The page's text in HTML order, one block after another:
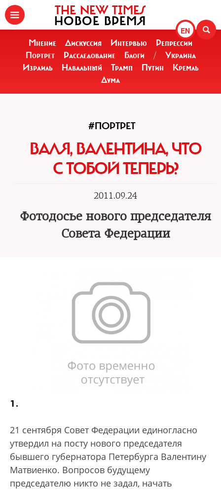
EN
THE NEW TIMES
НОВОЕ ВРЕМЯ
Мнение Дискуссия Интервью
Репрессии
Портрет
Расследование Блоги /
Украина
Израиль
Навальный Трамп Путин
Кремль
Дума
#ПОРТРЕТ
ВАЛЯ, ВАЛЕНТИНА, ЧТО
С ТОБОЙ ТЕПЕРЬ?
2011.09.24
Фотодосье нового председателя
Совета Федерации
1.
21 сентября Совет Федерации единогласно
утвердил на посту нового председателя
бывшего губернатора Петербурга Валентину
Матвиенко. Вопросов будущему
председателю никто не задал, начать